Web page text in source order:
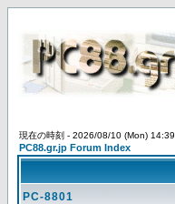
現在の時刻 - 2026/08/10 (Mon) 14:39
PC88.gr.jp Forum Index
PC-8801